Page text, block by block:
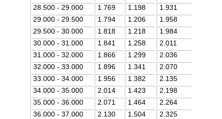
28.500 - 29.000
1.769 1.198
1.931
29.000 - 29.500
1.794 1.206
1.958
29.500 - 30.000
1.818 1.218
1.984
30.000 - 31.000
1.841 1.258
2.011
31.000 - 32.000
1.866 1.299
2.036
32.000 - 33.000
1.896 1.341
2.070
33.000 - 34.000
1.956 1.382
2.135
34.000 - 35.000
2.014 1.423
2.198
35.000 - 36.000
2.071 1.464
2.264
36.000 - 37.000
2.130 1.504
2.325